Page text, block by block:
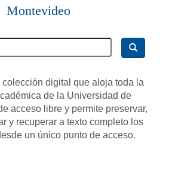
Montevideo
colección digital que aloja toda la
de la Universidad de
acceso libre y permite preservar,
y recuperar a texto completo los
un único punto de acceso.